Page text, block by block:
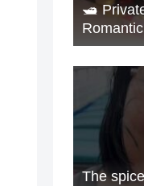
🛥️
🇹🇷✨
The